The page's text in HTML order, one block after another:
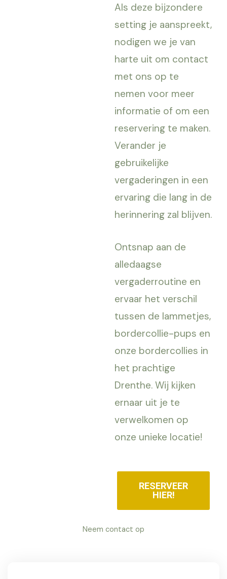
Als deze bijzondere
setting je aanspreekt,
nodigen we je van
harte uit om contact
met ons op te
nemen voor meer
informatie of om een
reservering te maken.
Verander je
gebruikelijke
vergaderingen in een
ervaring die lang in de
herinnering zal blijven.
Ontsnap aan de
alledaagse
vergaderroutine en
ervaar het verschil
tussen de lammetjes,
bordercollie-pups en
onze bordercollies in
het prachtige
Drenthe. Wij kijken
ernaar uit je te
verwelkomen op
onze unieke locatie!
RESERVEER
HIER!
Neem contact op